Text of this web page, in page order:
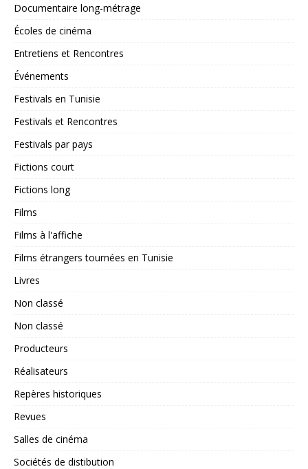
Documentaire long-métrage
Écoles de cinéma
Entretiens et Rencontres
Événements
Festivals en Tunisie
Festivals et Rencontres
Festivals par pays
Fictions court
Fictions long
Films
Films à l'affiche
Films étrangers tournées en Tunisie
Livres
Non classé
Non classé
Producteurs
Réalisateurs
Repères historiques
Revues
Salles de cinéma
Sociétés de distibution